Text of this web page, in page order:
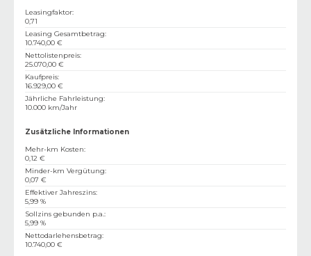
Leasingfaktor:
0,71
Leasing Gesamtbetrag:
10.740,00 €
Nettolistenpreis:
25.070,00 €
Kaufpreis:
16.929,00 €
Jährliche Fahrleistung:
10.000 km/Jahr
Zusätzliche Informationen
Mehr-km Kosten:
0,12 €
Minder-km Vergütung:
0,07 €
Effektiver Jahreszins:
5,99 %
Sollzins gebunden p.a.:
5,99 %
Nettodarlehensbetrag:
10.740,00 €